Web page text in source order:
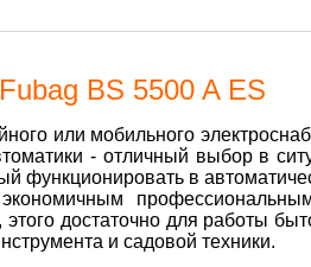
BS 5500 A ES
или мобильного
- отличный выбор в
функционировать в
этого достаточно для работы
и садовой техники.